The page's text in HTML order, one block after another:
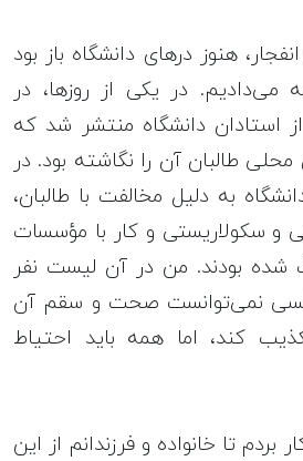
هنوز درهای دانشگاه باز بود
در یکی از روزها، در
استادان دانشگاه منتشر شد که
طالبان آن را نگاشته بود. در
دانشگاه به دلیل مخالفت با طالبان،
و سکولاریستی و کار با مؤسسات
شده بودند. من در آن لیست نفر
نمی‌توانست صحت و سقم آن
کند، اما همه باید احتیاط
تا خانواده و فرزندانم از این